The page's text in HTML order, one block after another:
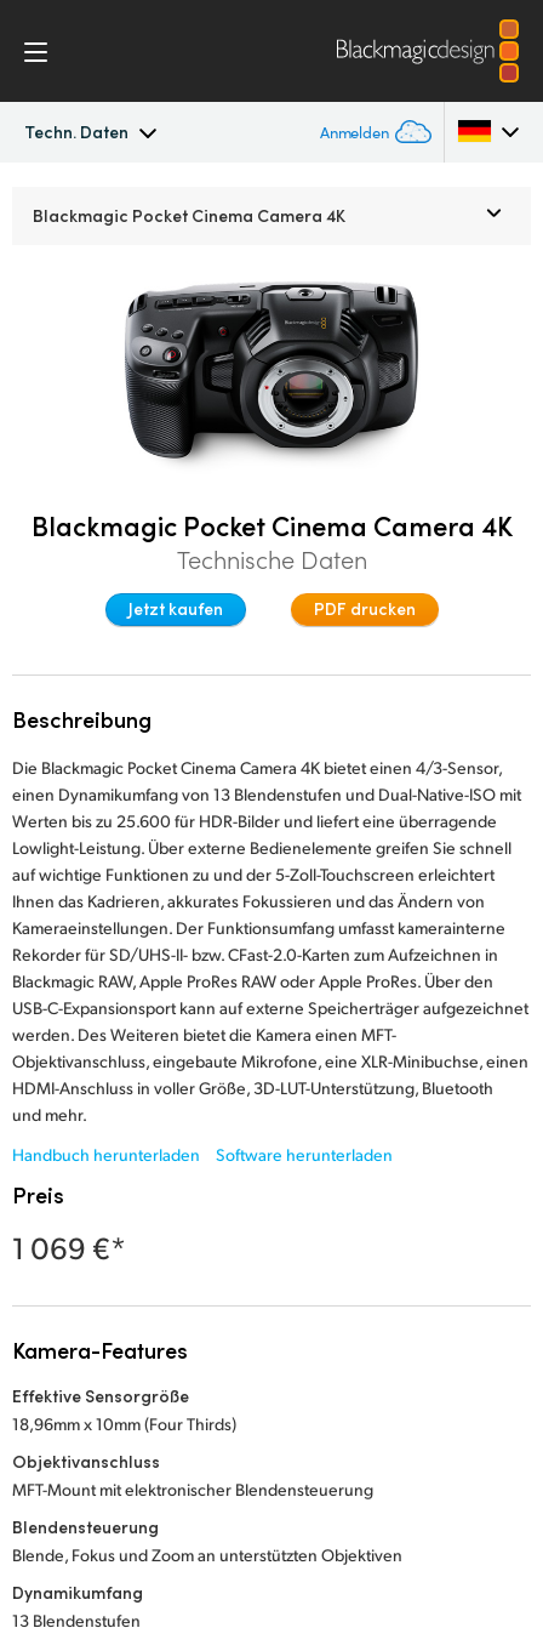
Techn. Daten Anmelden
Blackmagic RAW
Techn. Daten
Austria
Brazil
Canada
Denmark
France
Germany
Hong Kong SAR, China
India
Italy
Japan
Korea
Mexico
Malaysia
Netherlands
Poland
Singapore
South Africa
Spain
Chinese Taipei
Turkey
Blackmagic Pocket Cinema Camera 4K
Blackmagic Pocket Cinema Camera 4K
Technische Daten
Jetzt kaufen PDF drucken
Beschreibung
Die Blackmagic Pocket Cinema Camera 4K bietet einen 4/3-Sensor,
einen Dynamikumfang von 13 Blendenstufen und Dual-Native-ISO mit
Werten bis zu 25.600 für HDR-Bilder und liefert eine überragende
Lowlight-Leistung. Über externe Bedienelemente greifen Sie schnell
auf wichtige Funktionen zu und der 5-Zoll-Touchscreen erleichtert
Ihnen das Kadrieren, akkurates Fokussieren und das Ändern von
Kameraeinstellungen. Der Funktionsumfang umfasst kamerainterne
Rekorder für SD/UHS-II- bzw. CFast-2.0-Karten zum Aufzeichnen in
Blackmagic RAW, Apple ProRes RAW oder Apple ProRes. Über den
USB-C-Expansionsport kann auf externe Speicherträger aufgezeichnet
werden. Des Weiteren bietet die Kamera einen MFT-
Objektivanschluss, eingebaute Mikrofone, eine XLR-Minibuchse, einen
HDMI-Anschluss in voller Größe, 3D-LUT-Unterstützung, Bluetooth
und mehr.
Handbuch herunterladen
Software herunterladen
Preis
1 069 €*
Kamera-Features
Effektive Sensorgröße
18,96mm x 10mm (Four Thirds)
Objektivanschluss
MFT-Mount mit elektronischer Blendensteuerung
Blendensteuerung
Blende, Fokus und Zoom an unterstützten Objektiven
Dynamikumfang
13 Blendenstufen